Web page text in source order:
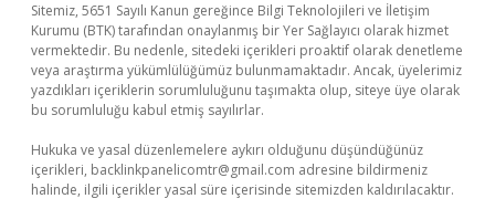
Sitemiz, 5651 Sayılı Kanun gereğince Bilgi Teknolojileri ve İletişim
Kurumu (BTK) tarafından onaylanmış bir Yer Sağlayıcı olarak hizmet
vermektedir. Bu nedenle, sitedeki içerikleri proaktif olarak denetleme
veya araştırma yükümlülüğümüz bulunmamaktadır. Ancak, üyelerimiz
yazdıkları içeriklerin sorumluluğunu taşımakta olup, siteye üye olarak
bu sorumluluğu kabul etmiş sayılırlar.
Hukuka ve yasal düzenlemelere aykırı olduğunu düşündüğünüz
içerikleri, backlinkpanelicomtr@gmail.com adresine bildirmeniz
halinde, ilgili içerikler yasal süre içerisinde sitemizden kaldırılacaktır.